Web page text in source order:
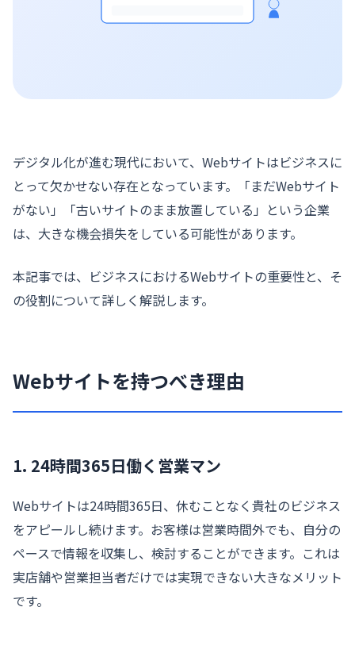
デジタル化が進む現代において、Webサイトはビジネスに
とって欠かせない存在となっています。「まだWebサイト
がない」「古いサイトのまま放置している」という企業
は、大きな機会損失をしている可能性があります。
本記事では、ビジネスにおけるWebサイトの重要性と、そ
の役割について詳しく解説します。
Webサイトを持つべき理由
1. 24時間365日働く営業マン
Webサイトは24時間365日、休むことなく貴社のビジネス
をアピールし続けます。お客様は営業時間外でも、自分の
ペースで情報を収集し、検討することができます。これは
実店舗や営業担当者だけでは実現できない大きなメリット
です。